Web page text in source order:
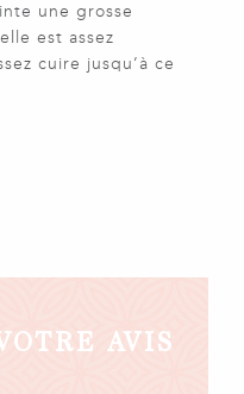
une grosse
est assez
cuire jusqu’à ce
AVIS